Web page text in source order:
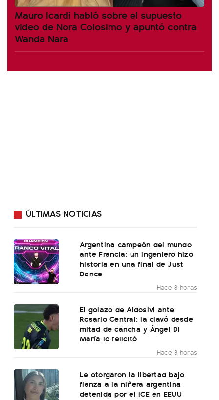
Mauro Icardi habló sobre el supuesto
video de Nora Colosimo y apuntó contra
Wanda Nara
ÚLTIMAS NOTICIAS
Argentina campeón del mundo
ante Francia: un ingeniero hizo
historia en una final de Just
Dance
Hace 8 horas
El golazo de Aldosivi ante
Rosario Central: la clavó desde
mitad de cancha y Ángel Di
María lo felicitó
Hace 8 horas
Le otorgaron la libertad bajo
fianza a la niñera argentina
detenida por el ICE en EEUU